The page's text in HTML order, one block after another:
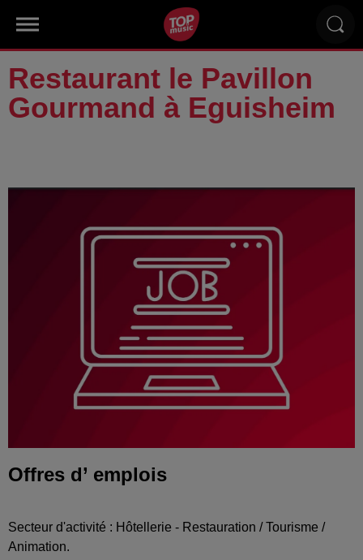
Restaurant le Pavillon
Gourmand à Eguisheim
Offres d’ emplois
Secteur d'activité : Hôtellerie - Restauration / Tourisme /
Animation.